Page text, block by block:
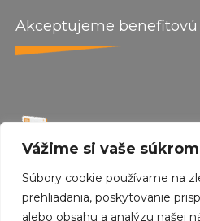
Vážime si vaše
Súbory cookie používame na
prehliadania, poskytovanie
alebo obsahu a analýzu našej
Akceptujeme
by wepo web